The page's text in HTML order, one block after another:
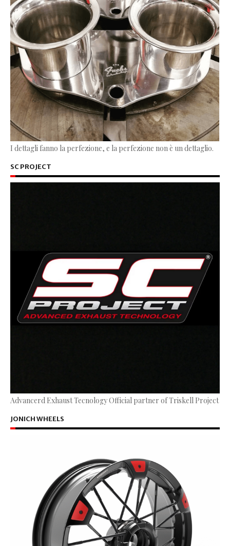
I dettagli fanno la perfezione, e la perfezione non è un dettaglio.
SC PROJECT
Advancerd Exhaust Tecnology Official partner of Triskell Project
JONICH WHEELS